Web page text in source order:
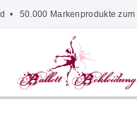
• 50.000 Markenprodukte